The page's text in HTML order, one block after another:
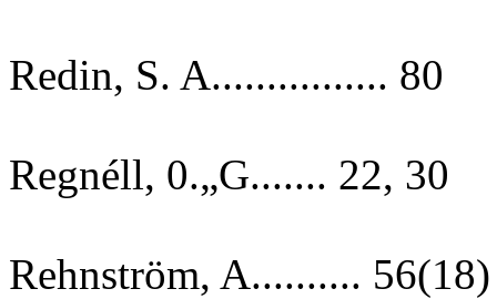
Redin, S. A................ 80
Regnéll, 0.„G....... 22, 30
Rehnström, A.......... 56(18)